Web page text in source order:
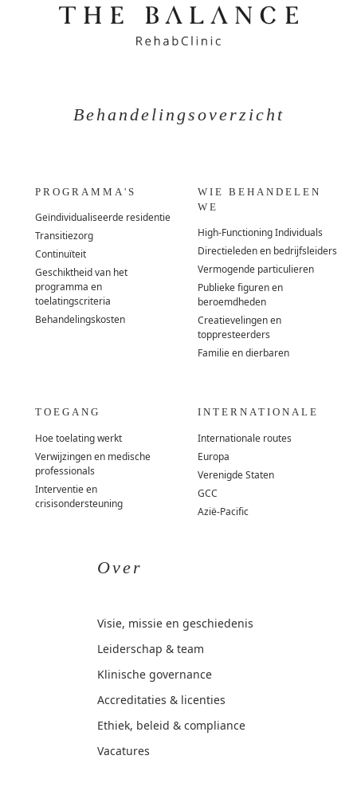
Behandelingsoverzicht
PROGRAMMA'S
Geïndividualiseerde residentie
Transitiezorg
Continuïteit
Geschiktheid van het
programma en
toelatingscriteria
Behandelingskosten
WIE BEHANDELEN
WE
High-Functioning Individuals
Directieleden en bedrijfsleiders
Vermogende particulieren
Publieke figuren en
beroemdheden
Creatievelingen en
toppresteerders
Familie en dierbaren
TOEGANG
Hoe toelating werkt
Verwijzingen en medische
professionals
Interventie en
crisisondersteuning
INTERNATIONALE
Internationale routes
Europa
Verenigde Staten
GCC
Azië-Pacific
Over
Visie, missie en geschiedenis
Leiderschap & team
Klinische governance
Accreditaties & licenties
Ethiek, beleid & compliance
Vacatures